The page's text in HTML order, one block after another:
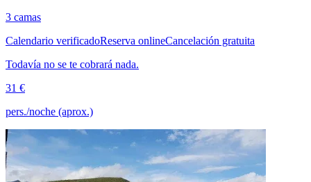
3 camas
Calendario verificadoReserva onlineCancelación gratuita
Todavía no se te cobrará nada.
31 €
pers./noche (aprox.)